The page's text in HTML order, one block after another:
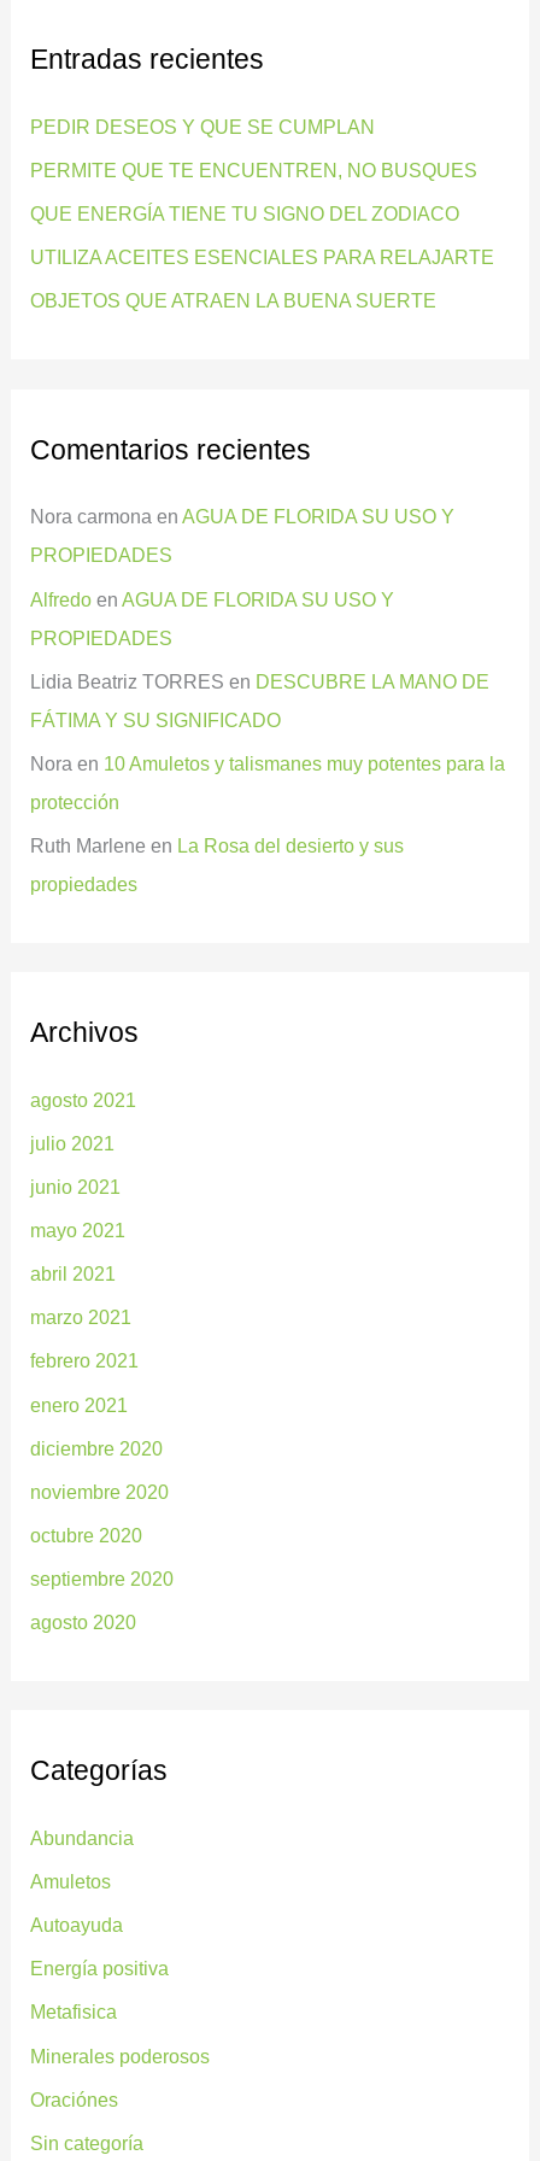
a
p
o
r
:
Entradas recientes
PEDIR DESEOS Y QUE SE CUMPLAN
PERMITE QUE TE ENCUENTREN, NO BUSQUES
QUE ENERGÍA TIENE TU SIGNO DEL ZODIACO
UTILIZA ACEITES ESENCIALES PARA RELAJARTE
OBJETOS QUE ATRAEN LA BUENA SUERTE
Comentarios recientes
Nora carmona enAGUA DE FLORIDA SU USO Y
PROPIEDADES
Alfredo en AGUA DE FLORIDA SU USO Y
PROPIEDADES
Lidia Beatriz TORRES en DESCUBRE LA MANO DE
FÁTIMA Y SU SIGNIFICADO
Nora en 10 Amuletos y talismanes muy potentes para la
protección
Ruth Marlene en La Rosa del desierto y sus
propiedades
Archivos
agosto 2021
julio 2021
junio 2021
mayo 2021
abril 2021
marzo 2021
febrero 2021
enero 2021
diciembre 2020
noviembre 2020
octubre 2020
septiembre 2020
agosto 2020
Categorías
Abundancia
Amuletos
Autoayuda
Energía positiva
Metafisica
Minerales poderosos
Oraciónes
Sin categoría